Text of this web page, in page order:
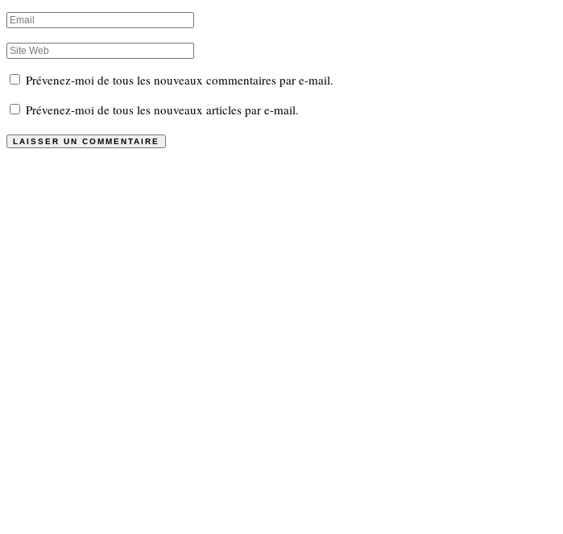
Prévenez-moi de tous les nouveaux commentaires par e-mail.
Prévenez-moi de tous les nouveaux articles par e-mail.